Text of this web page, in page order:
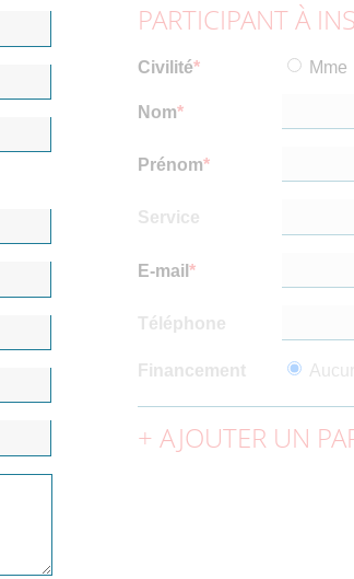
PARTICIPANT À
Civilité Mme
Nom
Prénom
Service
E-mail
Téléphone
Financement
AJOUTER UN